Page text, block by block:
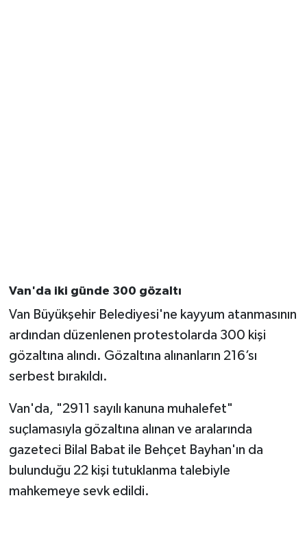
Van'da iki günde 300 gözaltı
Van Büyükşehir Belediyesi'ne kayyum atanmasının
ardından düzenlenen protestolarda 300 kişi
gözaltına alındı. Gözaltına alınanların 216’sı
serbest bırakıldı.
Van'da, "2911 sayılı kanuna muhalefet"
suçlamasıyla gözaltına alınan ve aralarında
gazeteci Bilal Babat ile Behçet Bayhan'ın da
bulunduğu 22 kişi tutuklanma talebiyle
mahkemeye sevk edildi.